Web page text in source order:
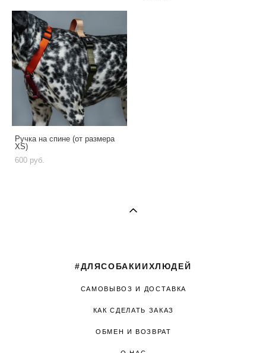
Ручка на спине (от размера
XS)
600 pуб.
#ДЛЯСОБАКИИХЛЮДЕЙ
САМОВЫВОЗ И ДОСТАВКА
КАК СДЕЛАТЬ ЗАКАЗ
ОБМЕН И ВОЗВРАТ